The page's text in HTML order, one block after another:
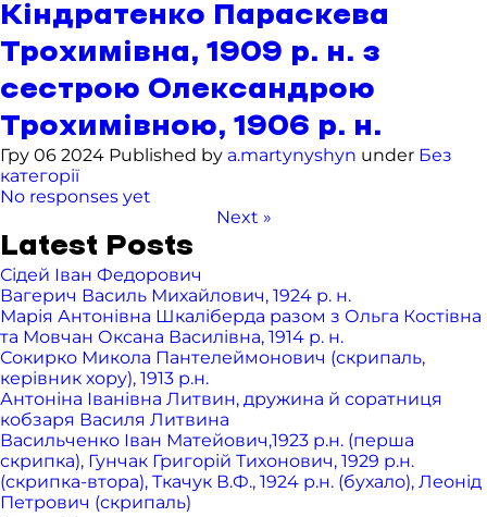
Кіндратенко Параскева
Трохимівна, 1909 р. н. з
сестрою Олександрою
Трохимівною, 1906 р. н.
Гру 06 2024 Published by a.martynyshyn under Без
категорії
No responses yet
Next »
Latest Posts
Сідей Іван Федорович
Вагерич Василь Михайлович, 1924 р. н.
Марія Антонівна Шкаліберда разом з Ольга Костівна
та Мовчан Оксана Василівна, 1914 р. н.
Сокирко Микола Пантелеймонович (скрипаль,
керівник хору), 1913 р.н.
Антоніна Іванівна Литвин, дружина й соратниця
кобзаря Василя Литвина
Васильченко Іван Матейович,1923 р.н. (перша
скрипка), Гунчак Григорій Тихонович, 1929 р.н.
(скрипка-втора), Ткачук В.Ф., 1924 р.н. (бухало), Леонід
Петрович (скрипаль)